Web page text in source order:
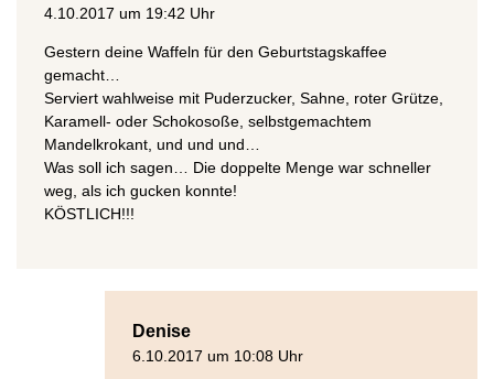
4.10.2017 um 19:42 Uhr
Gestern deine Waffeln für den Geburtstagskaffee
gemacht…
Serviert wahlweise mit Puderzucker, Sahne, roter Grütze,
Karamell- oder Schokosoße, selbstgemachtem
Mandelkrokant, und und und…
Was soll ich sagen… Die doppelte Menge war schneller
weg, als ich gucken konnte!
KÖSTLICH!!!
Denise
6.10.2017 um 10:08 Uhr